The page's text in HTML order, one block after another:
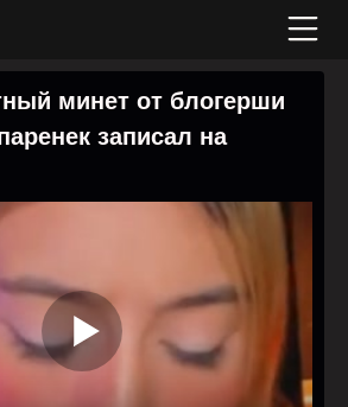
минет от блогерши
записал на